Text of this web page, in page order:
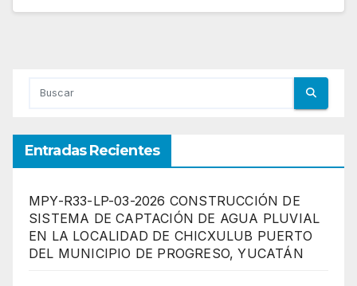
Entradas Recientes
MPY-R33-LP-03-2026 CONSTRUCCIÓN DE
SISTEMA DE CAPTACIÓN DE AGUA PLUVIAL
EN LA LOCALIDAD DE CHICXULUB PUERTO
DEL MUNICIPIO DE PROGRESO, YUCATÁN